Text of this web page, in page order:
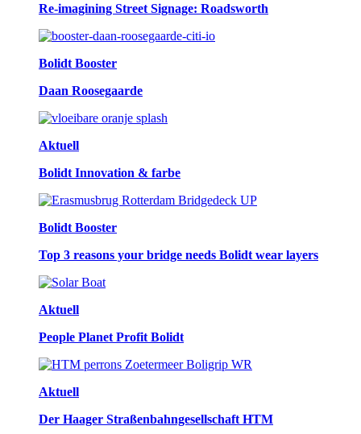
Re-imagining Street Signage: Roadsworth
Bolidt Booster
Daan Roosegaarde
Aktuell
Bolidt Innovation & farbe
Bolidt Booster
Top 3 reasons your bridge needs Bolidt wear layers
Aktuell
People Planet Profit Bolidt
Aktuell
Der Haager Straßenbahngesellschaft HTM